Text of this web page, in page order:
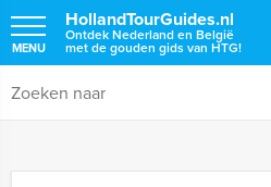
HollandTourGuides.nl
Ontdek Nederland en België
met de gouden gids van HTG!
MENU